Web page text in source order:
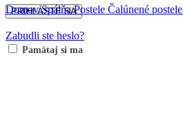
PRIHLÁSTE SA
Zabudli ste heslo?
Pamätaj si ma
DomovSpálňaPostele Čalúnené postele